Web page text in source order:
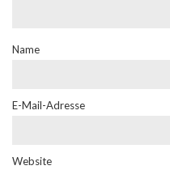
Name
E-Mail-Adresse
Website